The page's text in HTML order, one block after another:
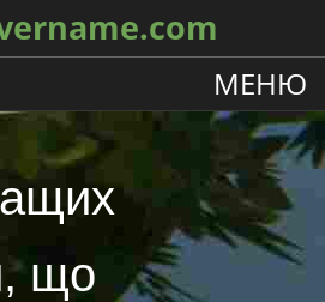
МЕНЮ
що